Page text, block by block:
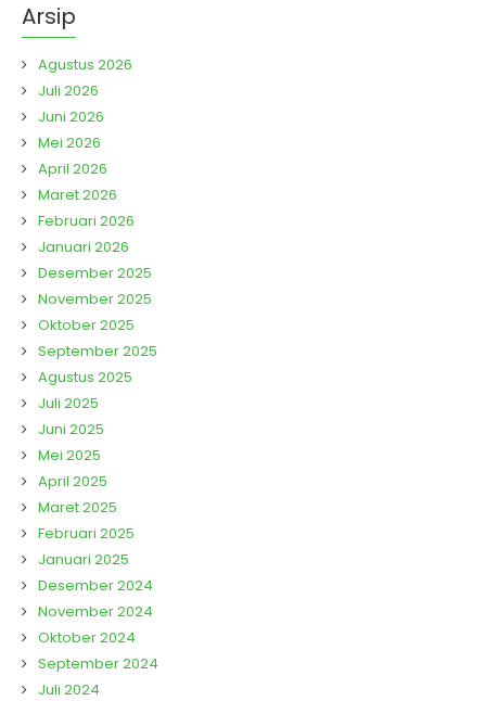
Arsip
Agustus 2026
Juli 2026
Juni 2026
Mei 2026
April 2026
Maret 2026
Februari 2026
Januari 2026
Desember 2025
November 2025
Oktober 2025
September 2025
Agustus 2025
Juli 2025
Juni 2025
Mei 2025
April 2025
Maret 2025
Februari 2025
Januari 2025
Desember 2024
November 2024
Oktober 2024
September 2024
Juli 2024